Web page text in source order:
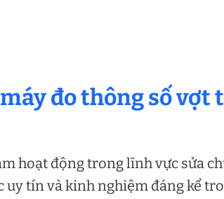
đo thông số vợt
hoạt động trong lĩnh vực sửa
uy tín và kinh nghiệm đáng kể